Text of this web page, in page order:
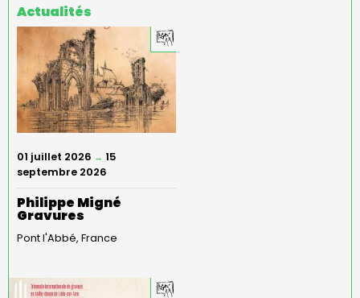
Actualités
01 juillet 2026 → 15
septembre 2026
Philippe Migné
Gravures
Pont l'Abbé France